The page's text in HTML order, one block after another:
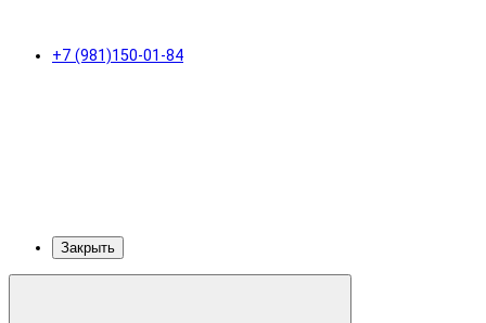
+7 (981)150-01-84
Закрыть